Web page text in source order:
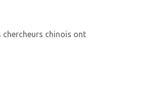
chercheurs chinois ont